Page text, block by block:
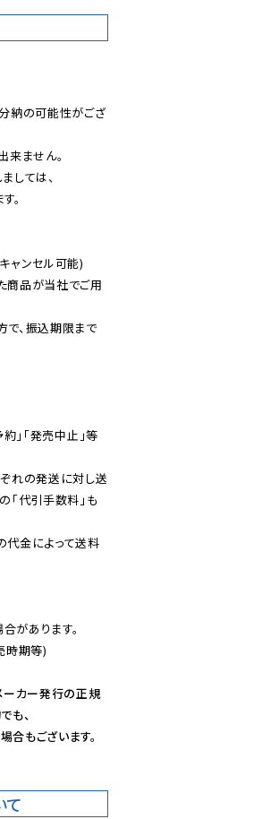
納の可能性がござ
来ません。
しては、
。
ャンセル可能)
商品が当社でご用
で、振込期限まで
」「発売中止」等
れの発送に対し送
「代引手数料」も
代金によって送料
があります。
時期等)
ーカー発行の正規
も、
もございます。
て